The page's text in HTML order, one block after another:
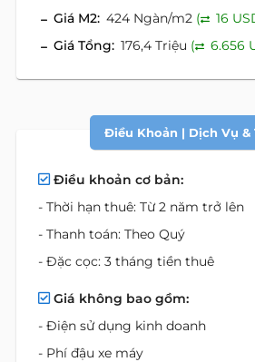
Giá M2: 424 Ngàn/m2 (
16
Giá Tổng: 176,4 Triệu ( 6.656
Điều Khoản | Dịch Vụ &
Điều khoản cơ bản:
- Thời hạn thuê: Từ 2 năm trở lên
- Thanh toán: Theo Quý
- Đặc cọc: 3 tháng tiền thuê
Giá không bao gồm:
- Điện sử dụng kinh doanh
- Phí đậu xe máy